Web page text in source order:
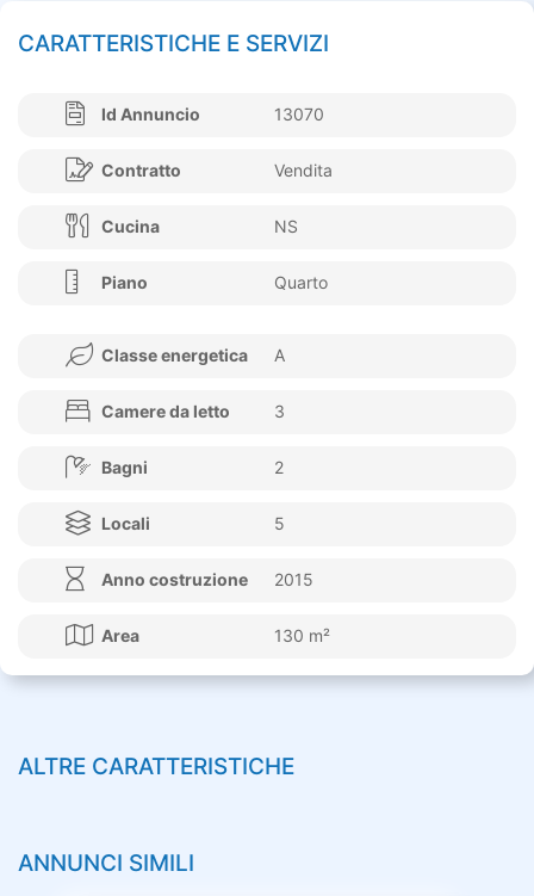
CARATTERISTICHE E SERVIZI
Id Annuncio 13070
Contratto Vendita
Cucina NS
Piano Quarto
Classe energetica A
Camere da letto 3
Bagni 2
Locali 5
Anno costruzione 2015
Area 130 m²
ALTRE CARATTERISTICHE
ANNUNCI SIMILI